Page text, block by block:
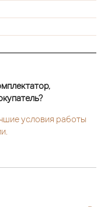
условия работы